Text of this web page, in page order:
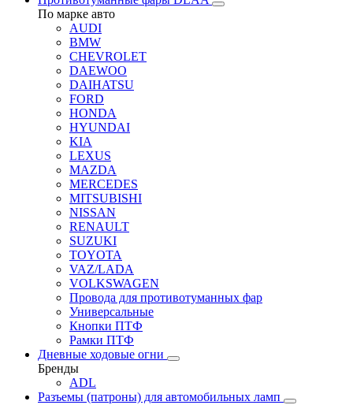
По марке авто
AUDI
BMW
CHEVROLET
DAEWOO
DAIHATSU
FORD
HONDA
HYUNDAI
KIA
LEXUS
MAZDA
MERCEDES
MITSUBISHI
NISSAN
RENAULT
SUZUKI
TOYOTA
VAZ/LADA
VOLKSWAGEN
Провода для противотуманных фар
Универсальные
Кнопки ПТФ
Рамки ПТФ
Дневные ходовые огни
Бренды
ADL
Разъемы (патроны) для автомобильных ламп